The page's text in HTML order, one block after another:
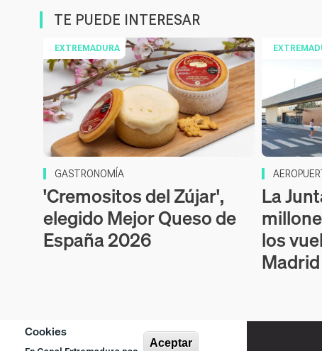
Cookies
Aceptar
TE PUEDE INTERESAR
EXTREMADURA
GASTRONOMÍA
'Cremositos del Zújar',
elegido Mejor Queso de
España 2026
La
los